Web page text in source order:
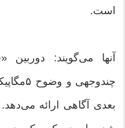
است.
آنها می‌گویند:
بعدی آگاهی ارائه